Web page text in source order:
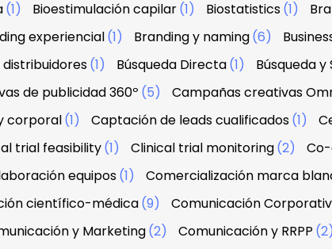
(1) Bioestimulación capilar(1) Biostatistics(1)
experiencial(1) Branding y naming(6)
distribuidores(1) Búsqueda Directa(1) Búsqueda y
de publicidad 360º (5) Campañas creativas
corporal(1) Captación de leads cualificados(1)
trial feasibility(1) Clinical trial monitoring(2)
equipos(1) Comercialización marca
científico-médica(9) Comunicación
y Marketing(2) Comunicación y RRPP (2)